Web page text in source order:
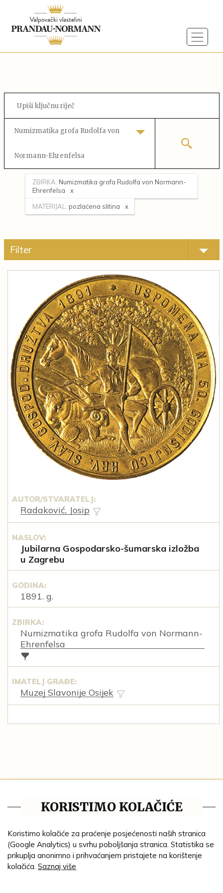
Numizmatika grofa Rudolfa von
Normann-Ehrenfelsa
ZBIRKA: Numizmatika grofa Rudolfa von Normann-
Ehrenfelsa
MATERIJAL: pozlaćena slitina
Filter
AUTOR/STVARATELJ:
Radaković, Josip
NASLOV:
Jubilarna Gospodarsko-šumarska izložba
u Zagrebu
GODINA:
1891. g.
ZBIRKA:
Numizmatika grofa Rudolfa von Normann-
Ehrenfelsa
IMATELJ GRAĐE:
Muzej Slavonije Osijek
Pravila privatnosti
Tematske cjeline
Impresum
Ustanove
KORISTIMO KOLAČIĆE
Koristimo kolačiće za praćenje posjećenosti naših stranica
(Google Analytics) u svrhu poboljšanja stranica. Statistika se
prikuplja anonimno i prihvaćanjem pristajete na korištenje
kolačića. Saznaj više